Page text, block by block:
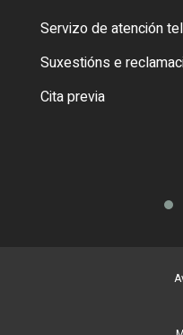
Servizo de atención
Suxestións e
Cita previa